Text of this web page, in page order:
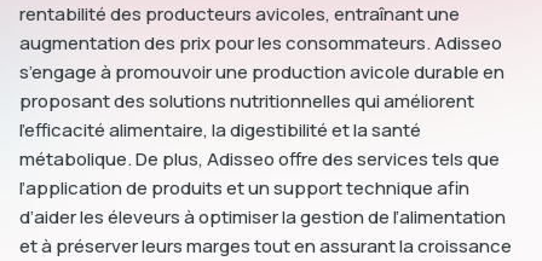
rentabilité des producteurs avicoles, entraînant une
augmentation des prix pour les consommateurs. Adisseo
s’engage à promouvoir une production avicole durable en
proposant des solutions nutritionnelles qui améliorent
l’efficacité alimentaire, la digestibilité et la santé
métabolique. De plus, Adisseo offre des services tels que
l’application de produits et un support technique afin
d’aider les éleveurs à optimiser la gestion de l’alimentation
et à préserver leurs marges tout en assurant la croissance